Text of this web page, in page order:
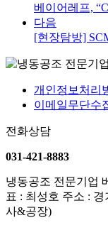
베이어레프,
다음
[현장탐방]
개인정보처리
이메일무단수
전화상담
031-421-8883
냉동공조 전문기업
표 : 최성호 주소 : 경
사&공장)